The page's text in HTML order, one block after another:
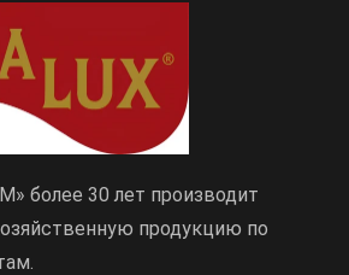
более 30 лет производит
продукцию по